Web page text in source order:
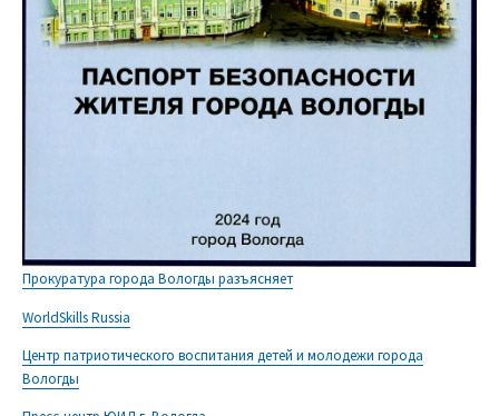
Прокуратура города Вологды разъясняет
WorldSkills Russia
Центр патриотического воспитания детей и молодежи города
Вологды